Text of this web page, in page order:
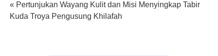
« Pertunjukan Wayang Kulit dan Misi Menyingkap Tabir
Kuda Troya Pengusung Khilafah